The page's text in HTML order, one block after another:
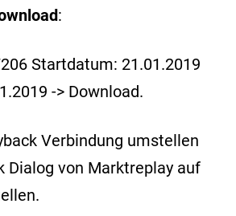
:
Startdatum: 21.01.2019
-> Download.
Verbindung umstellen
Dialog von Marktreplay auf